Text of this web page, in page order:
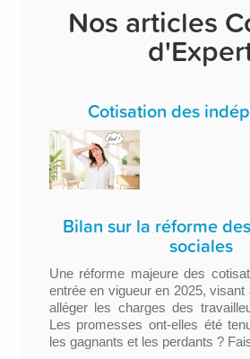
Nos articles
Cotisation des
Bilan sur la réforme
sociales
Une réforme majeure des
entrée en vigueur en 2025,
alléger les charges des
Les promesses ont-elles été
les gagnants et les perdants ?